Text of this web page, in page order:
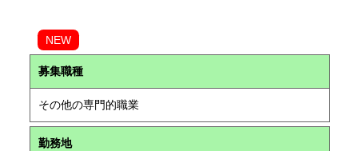
NEW
募集職種
その他の専門的職業
勤務地